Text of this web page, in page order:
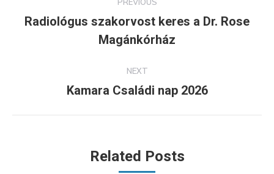
navigation
Previous
post:
Radiológus szakorvost keres a Dr. Rose
Magánkórház
NEXT
Next
Kamara Családi nap 2026
Related Posts